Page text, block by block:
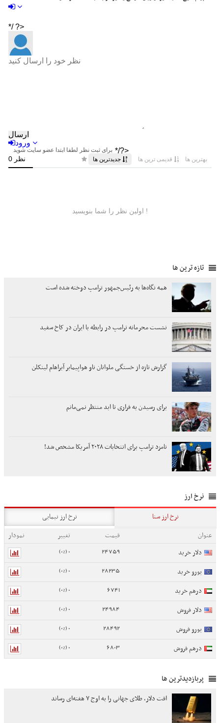
تازه ترین ها
همه نگاه‌ها به رئیس‌جمهور ترامپ دوخته شده است
نشست محرمانه ترامپ در رابطه با ایران در کاخ سفید
گزارش تازه از خستگی ملوانان ناو هواپیمابر آبراهام لینکلن
برای رسیدن به فراری تا ابد منتظر نمی‌مانم
نامزد ترامپ برای انتخابات ۲۰۲۸ آمریکا مشخص شد!
نرخ ارز
نرخ ارز سنا
نرخ ارز نیمایی
عنوان
قیمت تغییر
نمودار
دلار خرید
24759
0 (0%)
یورو خرید 28235
0 (0%)
درهم خرید 6741
0 (0%)
دلار فروش 24984
0 (0%)
یورو فروش 28492
0 (0%)
درهم فروش 6803
0 (0%)
پربازدیدترین ها
افت دلار، طلای جهانی را به اوج ۷ هفته‌ای رساند